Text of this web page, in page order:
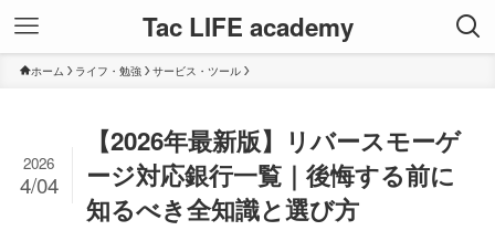
Tac LIFE academy
ホーム ライフ・勉強 サービス・ツール
【2026年最新版】リバースモーゲ
ージ対応銀行一覧｜後悔する前に
知るべき全知識と選び方
2026
4/04